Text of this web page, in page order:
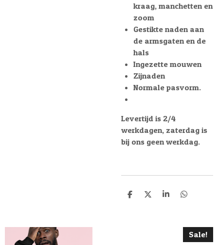
kraag, manchetten en
zoom
Gestikte naden aan
de armsgaten en de
hals
Ingezette mouwen
Zijnaden
Normale pasvorm.
Levertijd is 2/4
werkdagen, zaterdag is
bij ons geen werkdag.
D
D
S
D
Sale!